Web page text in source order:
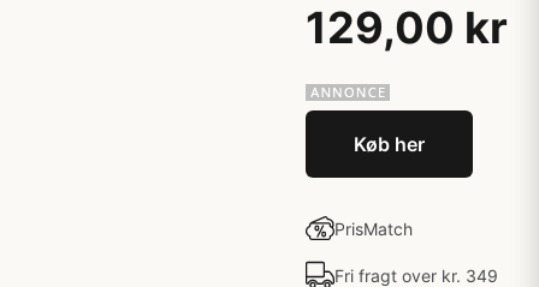
129,00 kr
Køb her
PrisMatch
Fri fragt over kr. 349